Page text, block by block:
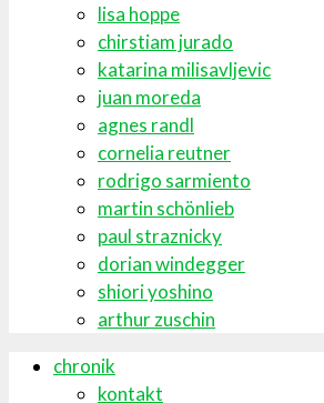
lisa hoppe
chirstiam jurado
katarina milisavljevic
juan moreda
agnes randl
cornelia reutner
rodrigo sarmiento
martin schönlieb
paul straznicky
dorian windegger
shiori yoshino
arthur zuschin
chronik
kontakt